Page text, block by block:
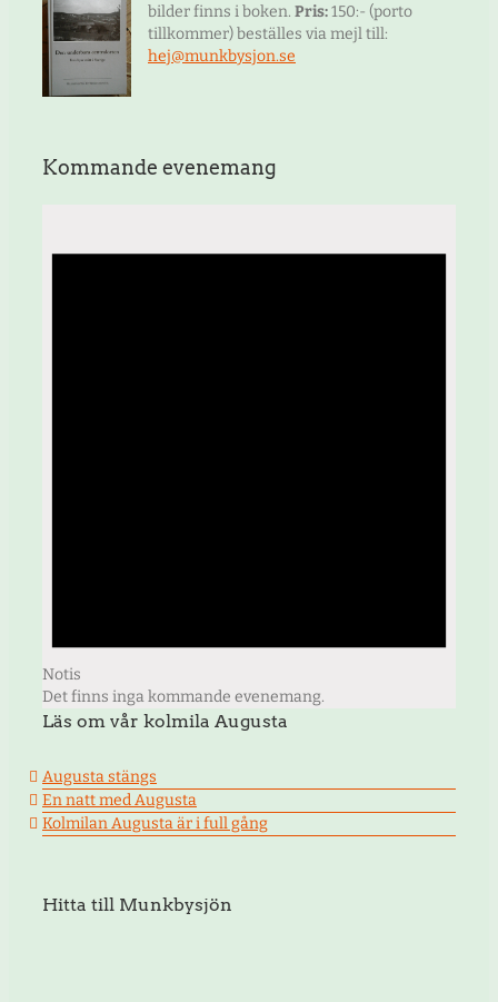
bilder finns i boken. Pris:150:- (porto
tillkommer) beställes via mejl till:
hej@munkbysjon.se
Kommande evenemang
Notis
Det finns inga kommande evenemang.
Läs om vår kolmila Augusta
Augusta stängs
En natt med Augusta
Kolmilan Augusta är i full gång
Hitta till Munkbysjön